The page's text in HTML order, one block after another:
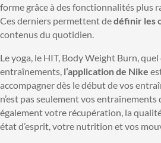
forme grâce à des fonctionnalités plus
Ces derniers permettent dedéfinir les
contenus du quotidien.
Le yoga, le HIT, Body Weight Burn,
entraînements, l’application de Nike
accompagner dès le début de vos
n’est pas seulement vos
également votre récupération, la
état d’esprit, votre nutrition et vos